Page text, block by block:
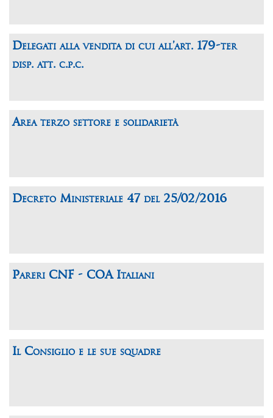
Delegati alla vendita di cui all’art. 179-ter
disp. att. c.p.c.
Area terzo settore e solidarietà
Decreto Ministeriale 47 del 25/02/2016
Pareri CNF - COA Italiani
Il Consiglio e le sue squadre